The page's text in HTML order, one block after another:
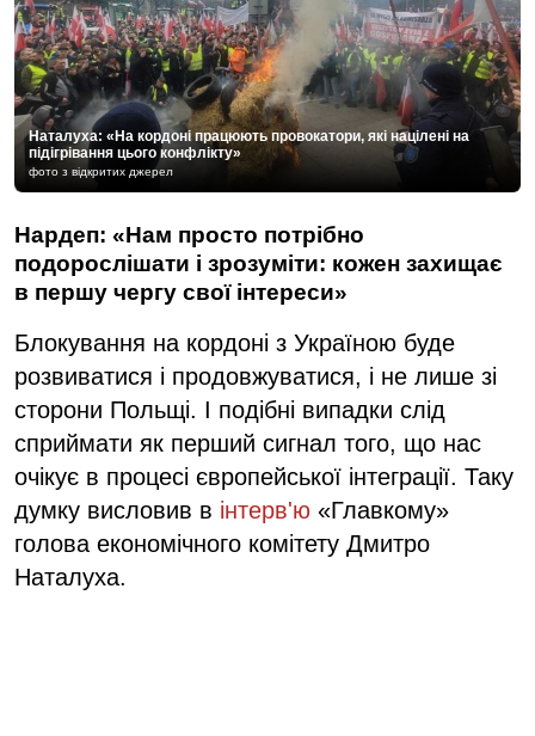
Наталуха: «На кордоні працюють провокатори, які націлені на
підігрівання цього конфлікту»
фото з відкритих джерел
Нардеп: «Нам просто потрібно
подорослішати і зрозуміти: кожен захищає
в першу чергу свої інтереси»
Блокування на кордоні з Україною буде
розвиватися і продовжуватися, і не лише зі
сторони Польщі. І подібні випадки слід
сприймати як перший сигнал того, що нас
очікує в процесі європейської інтеграції. Таку
думку висловив в інтерв'ю «Главкому»
голова економічного комітету Дмитро
Наталуха.